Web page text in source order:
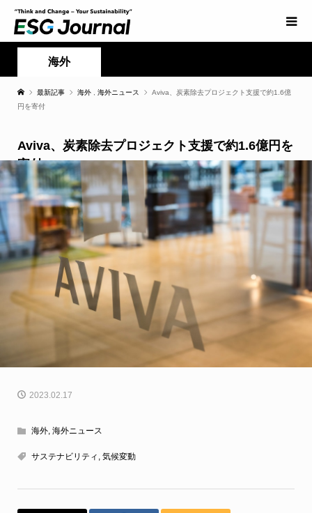
海外
最新記事 海外 海外ニュース
Aviva、炭素除去プロジェクト支援で約1.6億
円を寄付
Aviva、炭素除去プロジェクト支援で約1.6億円を
寄付
2023.02.17
海外, 海外ニュース
サステナビリティ , 気候変動